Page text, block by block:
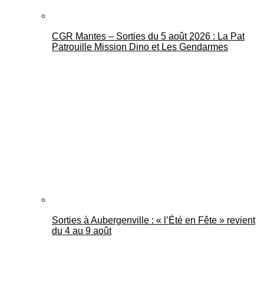
CGR Mantes – Sorties du 5 août 2026 : La Pat
Patrouille Mission Dino et Les Gendarmes
Sorties à Aubergenville : « l’Été en Fête » revient
du 4 au 9 août